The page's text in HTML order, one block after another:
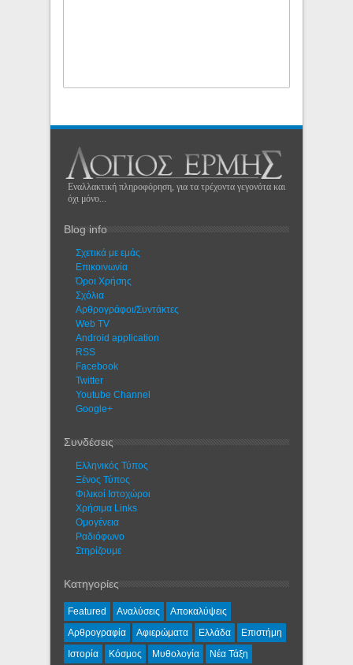
Εναλλακτική πληροφόρηση, για τα τρέχοντα γεγονότα και
όχι μόνο...
Blog info
Σχετικά με εμάς
Eπικοινωνία
Όροι Χρήσης
Σχόλια
Αρθρογράφοι/Συντάκτες
Web TV
Android application
RSS
Facebook
Twitter
Youtube Channel
Google+
Συνδέσεις
Ελληνικός Τύπος
Ξένος Τύπος
Φιλικοί Ιστοχώροι
Χρήσιμα Links
Ομογένεια
Ραδιόφωνο
Στηρίζουμε
Κατηγορίες
Featured Αναλύσεις
Αποκαλύψεις
Αρθρογραφία
Αφιερώματα Ελλάδα
Επιστήμη
Ιστορία
Κόσμος Μυθολογία Νέα Τάξη